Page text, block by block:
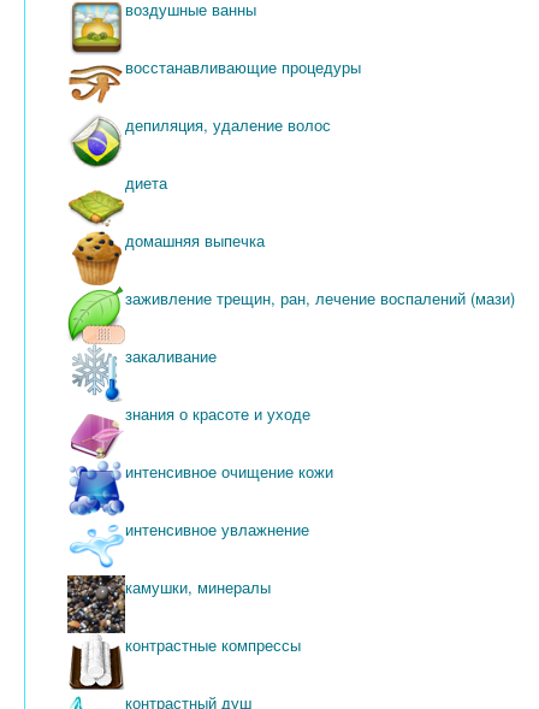
воздушные ванны
восстанавливающие процедуры
депиляция, удаление волос
диета
домашняя выпечка
заживление трещин, ран, лечение воспалений (мази)
закаливание
знания о красоте и уходе
интенсивное очищение кожи
интенсивное увлажнение
камушки, минералы
контрастные компрессы
контрастный душ